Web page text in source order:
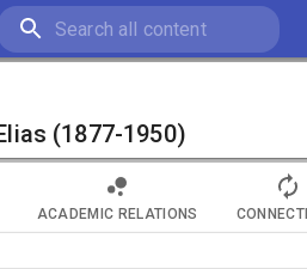
(1877-1950)
ACADEMIC RELATIONS